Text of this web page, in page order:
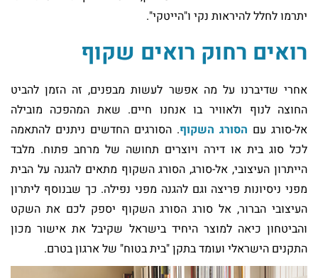
יתרמו לחלל להיראות נקי ו"הייטקי".
רואים רחוק רואים שקוף
אחרי שדיברנו על מה אפשר לעשות מבפנים, זה הזמן להביט
החוצה לנוף ולאוויר בו אנחנו חיים. שאת המהפכה מובילה
אל-סורג עם הסורג השקוף. הסורגים החדשים ניתנים להתאמה
לכל סוג בית או דירה ויוצרים תחושה של מרחב פתוח. מלבד
הייתרון העיצובי, אל-סורג, הסורג השקוף מתאים להגנה על הבית
מפני ניסיונות פריצה וגם להגנה מפני נפילה. כך שבנוסף ליתרון
העיצובי הברור, אל סורג הסורג השקוף יספק לכם את השקט
והביטחון כיאה למוצר היחיד בישראל שקיבל את אישור מכון
התקנים הישראלי ועומד בתקן "בית בטוח" של ארגון בטרם.